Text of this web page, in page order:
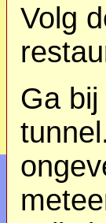
Volg
Ga